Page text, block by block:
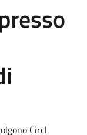
Circl